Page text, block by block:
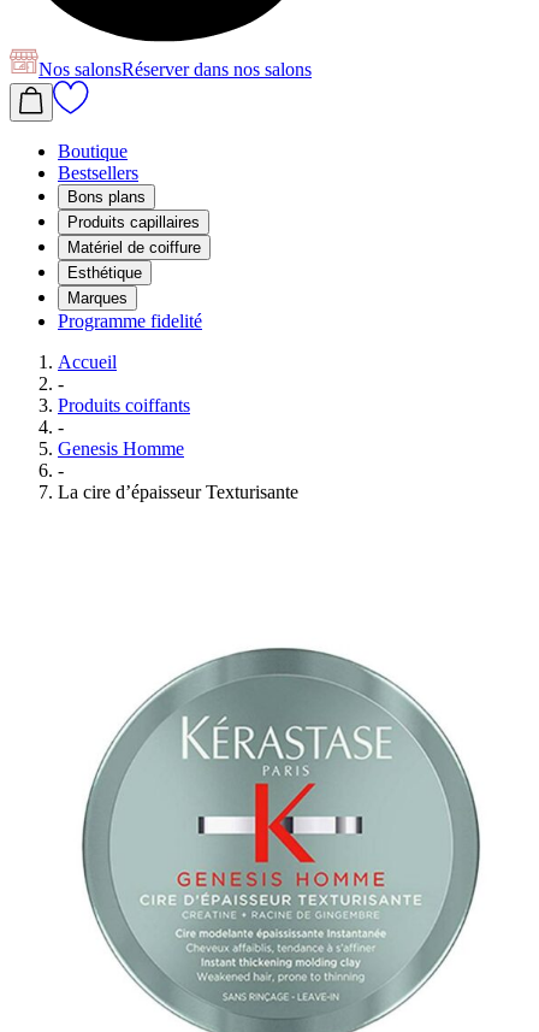
Nos salonsRéserverdans nos salons
Boutique
Bestsellers
Bons plans
Produits capillaires
Matériel de coiffure
Esthétique
Marques
Programme fidelité
Accueil
-
Produits coiffants
-
Genesis Homme
-
La cire d’épaisseur Texturisante